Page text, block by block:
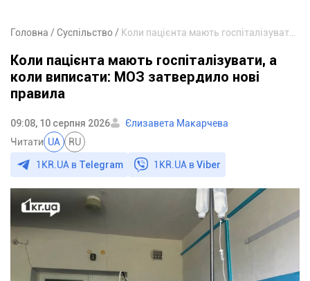
Головна Суспільство
Коли пацієнта мають госпіталізувати, а
коли виписати: МОЗ затвердило нові
правила
09:08, 10 серпня 2026
Єлизавета Макарчева
Читати UA RU
1KR.UA в Telegram 1KR.UA вViber